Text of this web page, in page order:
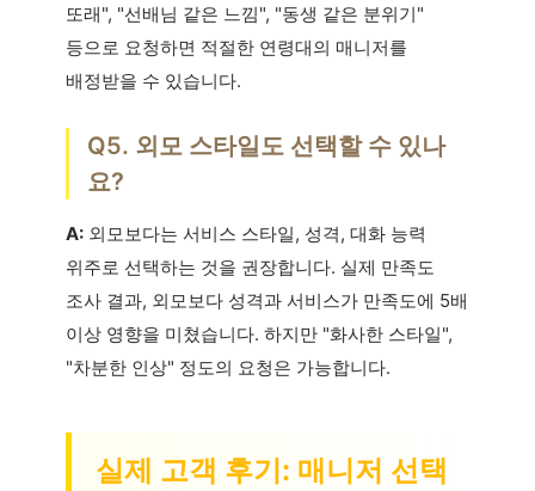
또래", "선배님 같은 느낌", "동생 같은 분위기"
등으로 요청하면 적절한 연령대의 매니저를
배정받을 수 있습니다.
Q5. 외모 스타일도 선택할 수 있나
요?
A: 외모보다는 서비스 스타일, 성격, 대화 능력
위주로 선택하는 것을 권장합니다. 실제 만족도
조사 결과, 외모보다 성격과 서비스가 만족도에 5배
이상 영향을 미쳤습니다. 하지만 "화사한 스타일",
"차분한 인상" 정도의 요청은 가능합니다.
실제 고객 후기: 매니저 선택